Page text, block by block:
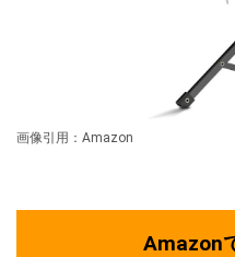
画像引用：Amazon
Amazon